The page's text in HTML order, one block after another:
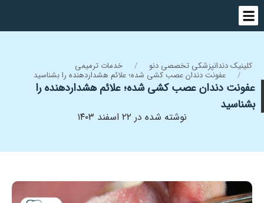
کلینیک دندانپزشکی تخصصی دنو خدمات ترمیمی
عفونت دندان عصب کشی شده؛ علائم هشداردهنده را بشناسید
عفونت دندان عصب کشی شده؛ علائم هشداردهنده را
بشناسید
نوشته شده در ۲۲ اسفند ۱۴۰۳